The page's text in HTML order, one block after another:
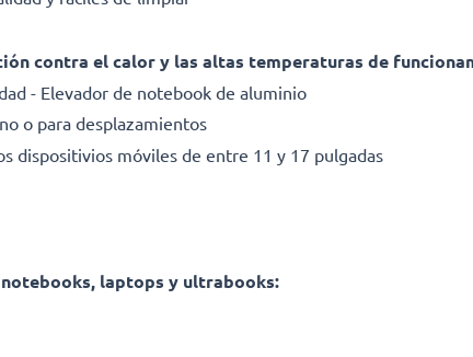
contra el calor y las altas temperaturas de
- Elevador de notebook de aluminio
o para desplazamientos
dispositivios móviles de entre 11 y 17 pulgadas
laptops y ultrabooks: